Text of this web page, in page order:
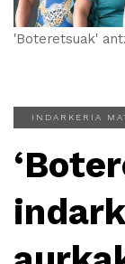
'Boteretsuak'
INDARKERIA